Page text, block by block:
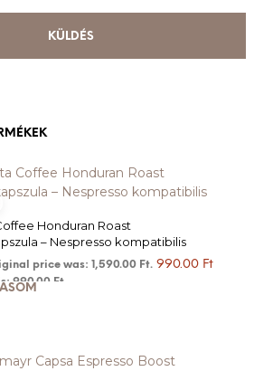
Honduran Roast
– Nespresso kompatibilis
price was: 1,590.00 Ft. 990.00 Ft
990.00 Ft.